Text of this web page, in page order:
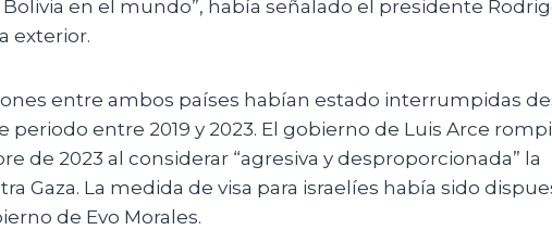
Bolivia en el mundo”, había señalado el presidente
exterior.
entre ambos países habían estado interrumpidas
periodo entre 2019 y 2023. El gobierno de Luis Arce
de 2023 al considerar “agresiva y desproporcionada” la
Gaza. La medida de visa para israelíes había sido
de Evo Morales.